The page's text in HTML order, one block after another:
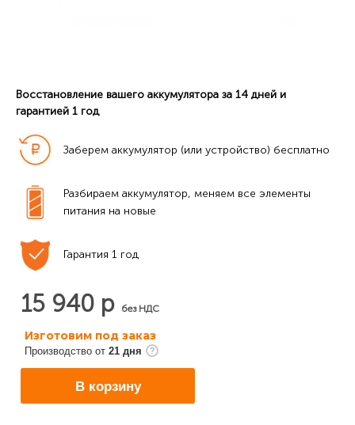
Восстановление вашего аккумулятора за 14 дней и
гарантией 1 год
Заберем аккумулятор (или устройство) бесплатно
Разбираем аккумулятор, меняем все элементы
питания на новые
Гарантия 1 год
15 940 р без НДС
Изготовим под заказ
Производство от 21 дня
В корзину